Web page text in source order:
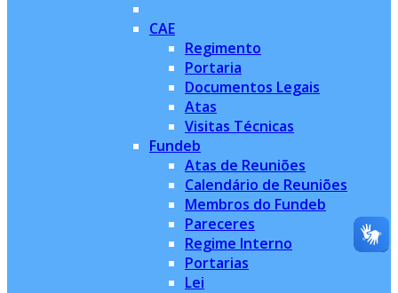
CAE
Regimento
Portaria
Documentos Legais
Atas
Visitas Técnicas
Fundeb
Atas de Reuniões
Calendário de Reuniões
Membros do Fundeb
Pareceres
Regime Interno
Portarias
Lei